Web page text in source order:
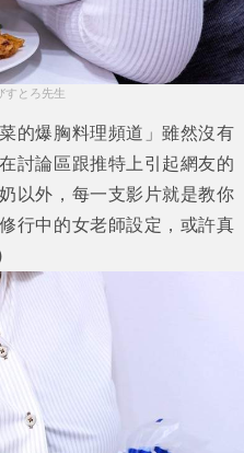
すとろ先生
的爆胸料理頻道」雖然沒有
討論區跟推特上引起網友的
以外，每一支影片就是教你
行中的女老師設定，或許真